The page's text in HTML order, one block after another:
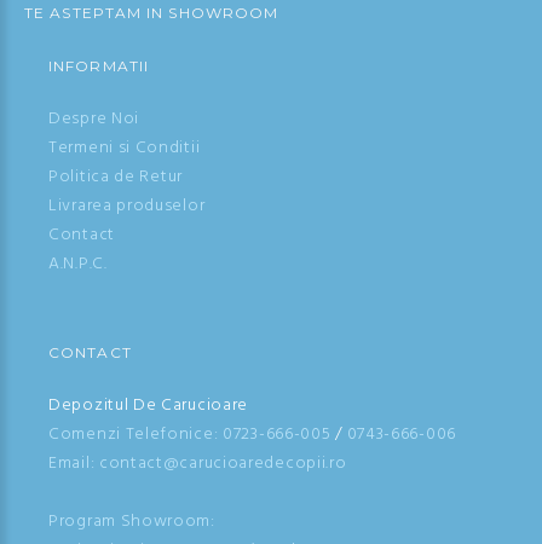
TE ASTEPTAM IN SHOWROOM
INFORMATII
Despre Noi
Termeni si Conditii
Politica de Retur
Livrarea produselor
Contact
A.N.P.C.
CONTACT
Depozitul De Carucioare
Comenzi Telefonice: 0723-666-005 / 0743-666-006
Email: contact@carucioaredecopii.ro
Program Showroom: